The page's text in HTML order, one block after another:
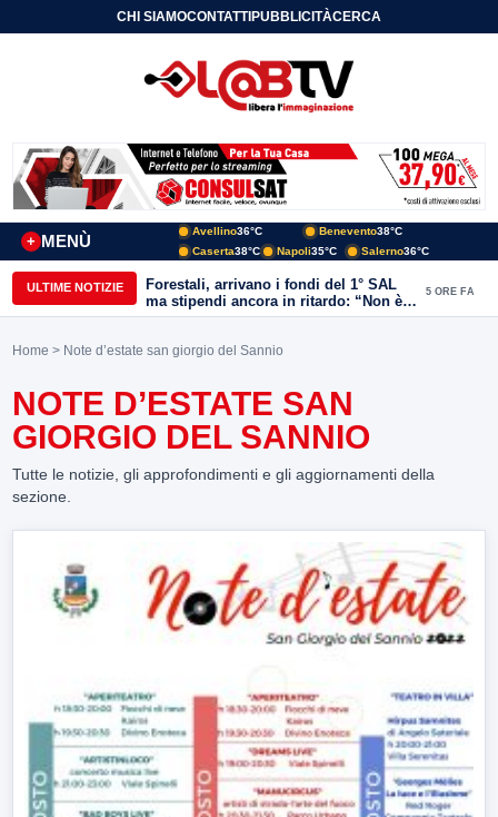
CHI SIAMOCONTATTIPUBBLICITÀCERCA
MENÙ
+
Avellino36°C Benevento38°C
Caserta38°C Napoli35°C Salerno36°C
ULTIME NOTIZIE
Forestali, arrivano i fondi del 1° SAL
ma stipendi ancora in ritardo: “Non è
più sostenibile”
5 ORE FA
Home > Note d’estate san giorgio del Sannio
NOTE D’ESTATE SAN
GIORGIO DEL SANNIO
Tutte le notizie, gli approfondimenti e gli aggiornamenti della
sezione.